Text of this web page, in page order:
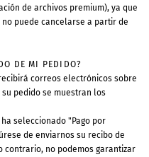
de archivos premium), ya que
puede cancelarse a partir de
DE MI PEDIDO?
correos electrónicos sobre
pedido se muestran los
seleccionado "Pago por
de enviarnos su recibo de
contrario, no podemos garantizar